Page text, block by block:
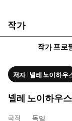
의 처참한 시체와
인과 피아, 그리고
고 피아의 친구 엠
을 차릴 수 없을
없어 보이던 각 이
리며 하나의 거대
터리 독자들이라면
스 특유의 재미이
수 있다. 재미와 트
작가
작가 프로
저자 넬레 노이하우스
넬레 노이하우스
국적
독일